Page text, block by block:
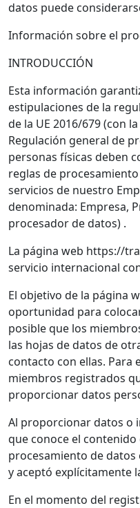
datos puede
Información sobre el
INTRODUCCIÓN
Esta información
estipulaciones de la
de la UE 2016/679 (con
Regulación general de
personas físicas deben
reglas de
servicios de nuestro
denominada: Empresa,
procesador de datos) .
La página web https://
servicio internacional
El objetivo de la página
oportunidad para
posible que los
las hojas de datos de
contacto con ellas. Para
miembros registrados
proporcionar datos
Al proporcionar datos o
que conoce el
procesamiento de
y aceptó explícitamente
En el momento del